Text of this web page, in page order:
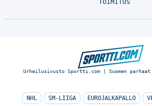
TOIMITUS
Urheilusivusto Sportti.com | Suomen
NHL SM-LIIGA EUROJALKAPALLO